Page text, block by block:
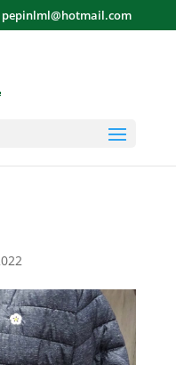
pepinlml@hotmail.com